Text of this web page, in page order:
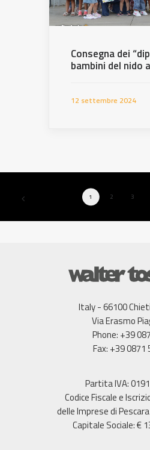
Consegna dei
bambini del nido
12 settembre 2024
1 2 3
Italy - 66100
Via Erasmo
Phone: +39
Fax: +39 0871
Partita IVA:
Codice Fiscale e
delle Imprese di
Capitale Sociale: €